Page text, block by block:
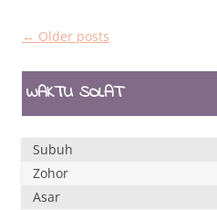
Post
← Older posts
WAKTU SOLAT
Subuh
Zohor
Asar